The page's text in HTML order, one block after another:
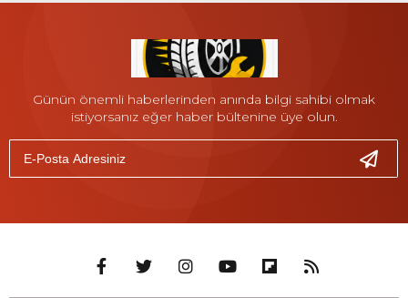
Günün önemli haberlerinden anında bilgi sahibi olmak
istiyorsanız eğer haber bültenine üye olun.